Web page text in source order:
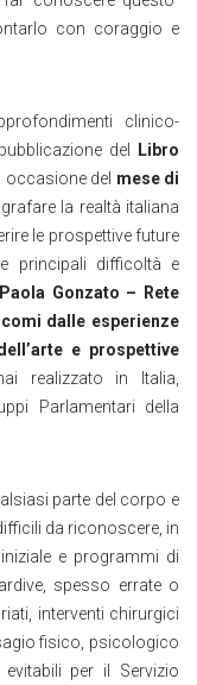
con coraggio e
clinico-
del
Libro
occasione del mese di
la realtà italiana
le prospettive future
principali difficoltà e
Gonzato – Rete
dalle esperienze
e prospettive
realizzato in Italia,
Parlamentari della
parte del corpo e
da riconoscere, in
e programmi di
spesso errate o
interventi chirurgici
fisico, psicologico
per il Servizio